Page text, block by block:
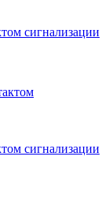
сигнализации
сигнализации